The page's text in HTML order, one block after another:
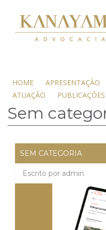
HOME APRESENTAÇÃO
ATUAÇÃO
PUBLICAÇÕES
Sem
SEM CATEGORIA
Escrito por admin